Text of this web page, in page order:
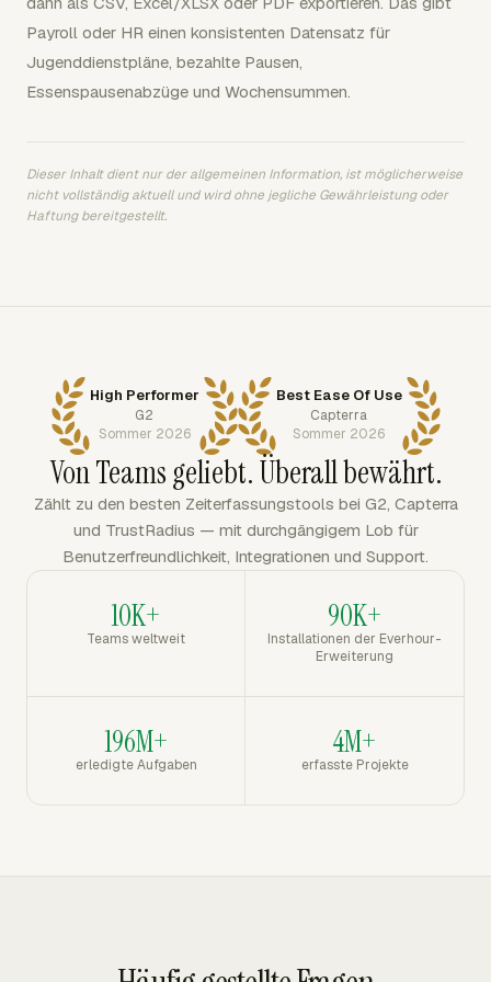
Payroll oder HR einen konsistenten Datensatz für
Jugenddienstpläne, bezahlte Pausen,
Essenspausenabzüge und Wochensummen.
Dieser Inhalt dient nur der allgemeinen Information, ist möglicherweise
nicht vollständig aktuell und wird ohne jegliche Gewährleistung oder
Haftung bereitgestellt.
High Performer
G2
Sommer 2026
Best Ease Of Use
Capterra
Sommer 2026
Von Teams geliebt. Überall bewährt.
Zählt zu den besten Zeiterfassungstools bei G2, Capterra
und TrustRadius — mit durchgängigem Lob für
Benutzerfreundlichkeit, Integrationen und Support.
10K+
Teams weltweit
90K+
Installationen der Everhour-
Erweiterung
196M+
erledigte Aufgaben
4M+
erfasste Projekte